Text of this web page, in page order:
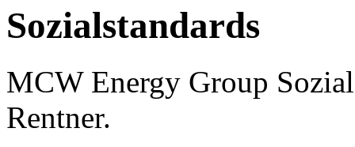
Sozialstandards
MCW Energy Group
Rentner.